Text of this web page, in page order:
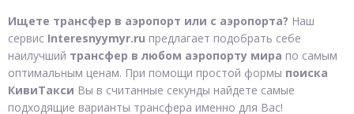
Ищете трансфер в аэропорт или с аэропорта? Наш
сервис Interesnyymyr.ru предлагает подобрать себе
наилучший трансфер в любом аэропорту мира по самым
оптимальным ценам. При помощи простой формы поиска
КивиТакси Вы в считанные секунды найдете самые
подходящие варианты трансфера именно для Вас!